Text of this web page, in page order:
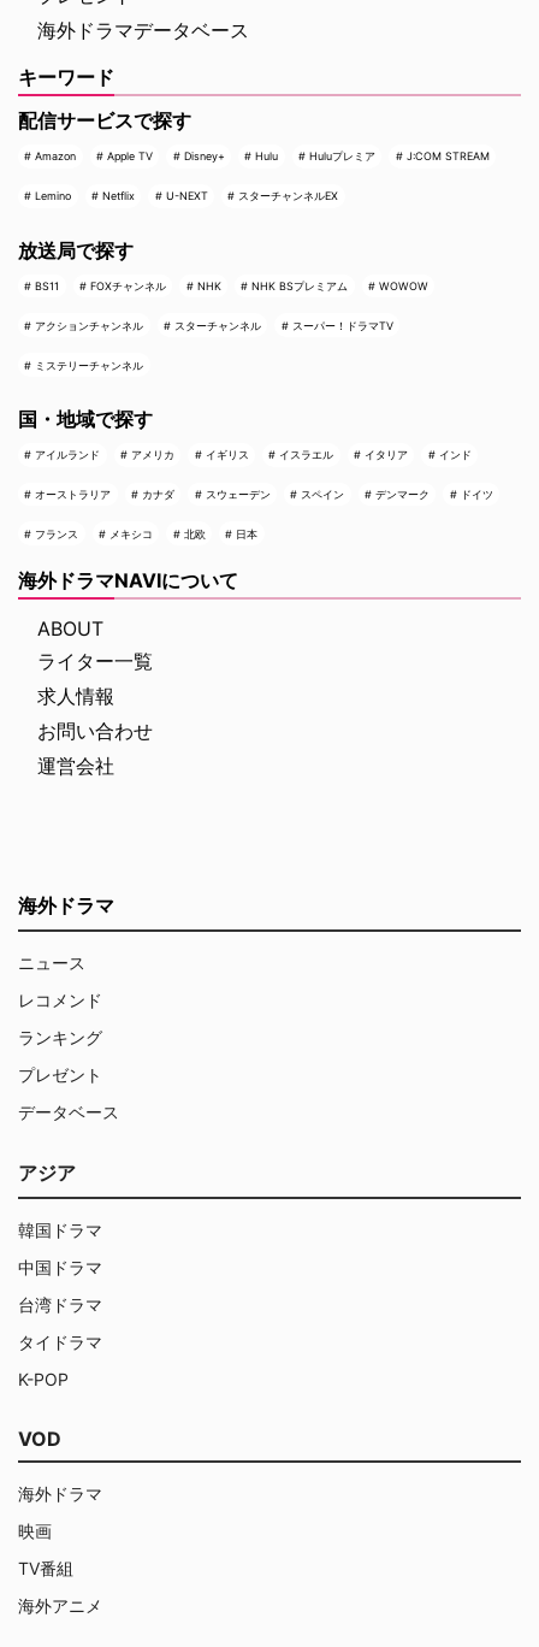
海外ドラマデータベース
キーワード
配信サービスで探す
Amazon Apple TV Disney+ Hulu Huluプレミア J:COM STREAM
Lemino Netflix U-NEXT スターチャンネルEX
放送局で探す
BS11 FOXチャンネル NHK NHK BSプレミアム WOWOW
アクションチャンネル スターチャンネル スーパー！ドラマTV
ミステリーチャンネル
国・地域で探す
アイルランド アメリカ イギリス イスラエル イタリア インド
オーストラリア カナダ スウェーデン スペイン デンマーク ドイツ
フランス メキシコ 北欧 日本
海外ドラマNAVIについて
ABOUT
ライター一覧
求人情報
お問い合わせ
運営会社
海外ドラマ
ニュース
レコメンド
ランキング
プレゼント
データベース
アジア
韓国ドラマ
中国ドラマ
台湾ドラマ
タイドラマ
K-POP
VOD
海外ドラマ
映画
TV番組
海外アニメ